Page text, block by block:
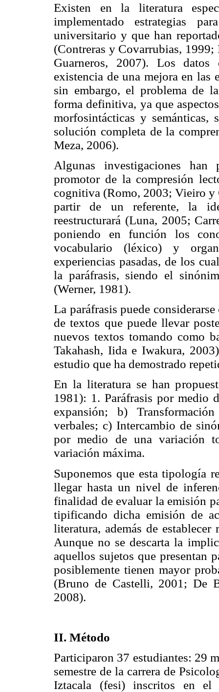
Existen en la literatura
implementado estrategias
universitario y que han
(Contreras y Covarrubias, 1999;
Guarneros, 2007). Los
existencia de una mejora en las
sin embargo, el problema de
forma definitiva, ya que
morfosintácticas y semánticas,
solución completa de la
Meza, 2006).
Algunas investigaciones
promotor de la compresión
cognitiva (Romo, 2003; Vieiro y
partir de un referente, la
reestructurará (Luna, 2005;
poniendo en función los
vocabulario (léxico) y
experiencias pasadas, de los
la paráfrasis, siendo el
(Werner, 1981).
La paráfrasis puede
de textos que puede llevar
nuevos textos tomando como
Takahash, Iida e Iwakura,
estudio que ha demostrado
En la literatura se han
1981): 1. Paráfrasis por medio
expansión; b)
verbales; c) Intercambio de
por medio de una variación
variación máxima.
Suponemos que esta tipología
llegar hasta un nivel de
finalidad de evaluar la emisión
tipificando dicha emisión de
literatura, además de
Aunque no se descarta la
aquellos sujetos que presentan
posiblemente tienen mayor
(Bruno de Castelli, 2001; De
2008).
II. Método
Participaron 37 estudiantes: 29
semestre de la carrera de
Iztacala (fesi) inscritos en